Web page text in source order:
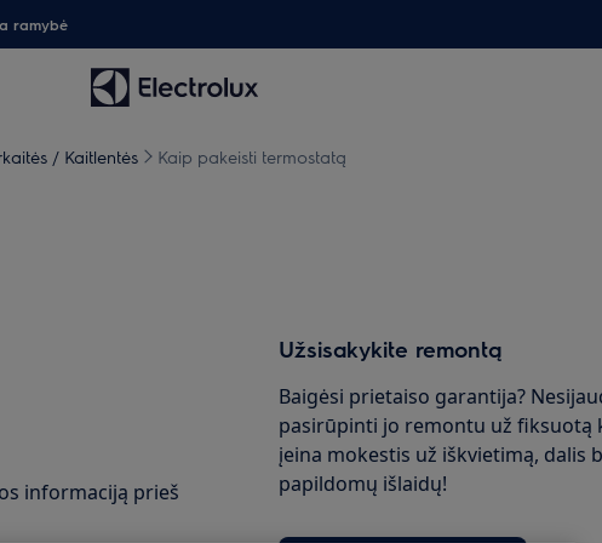
ramybė
/ Kaitlentės Kaip pakeisti termostatą
informaciją prieš
Užsisakykite remontą
Baigėsi prietaiso garantija?
pasirūpinti jo remontu už fiksuotą
įeina mokestis už iškvietimą, dalis
papildomų išlaidų!